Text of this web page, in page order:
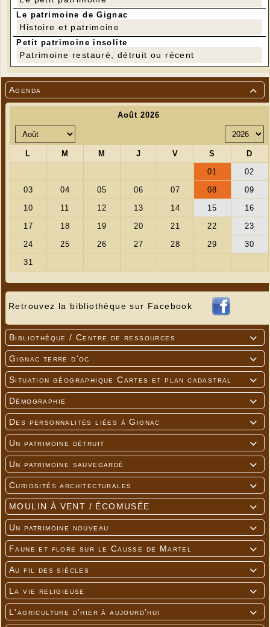

Agenda
Retrouvez la bibliothèque sur Facebook

Bibliothèque / Centre de ressources

Gignac terre d'oc

Situation géographique Cartes et plan cadastral

Démographie

Des personnalités liées à Gignac

Un patrimoine détruit

Un patrimoine sauvegardé

Curiosités architecturales

MOULIN À VENT / ÉCOMUSÉE

Un patrimoine nouveau

Faune et flore sur le Causse de Martel

Au fil des siècles

La vie religieuse

L'agriculture d'hier à aujourd'hui
Le patrimoine de Gignac
Histoire et patrimoine
Petit patrimoine insolite
Patrimoine restauré, détruit ou récent